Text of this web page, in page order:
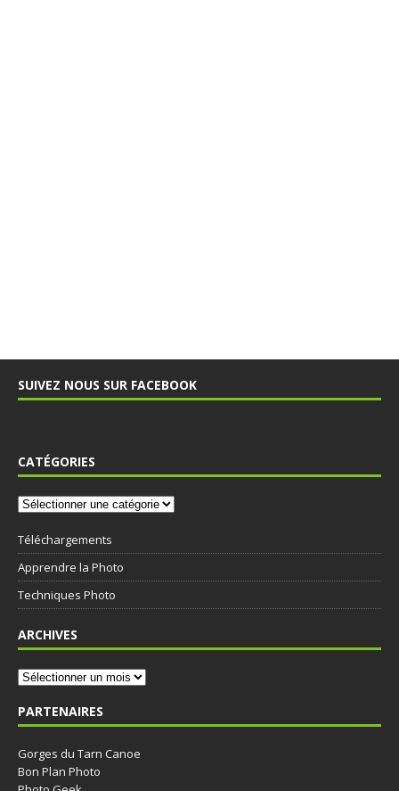
SUIVEZ NOUS SUR FACEBOOK
CATÉGORIES
Téléchargements
Apprendre la Photo
Techniques Photo
ARCHIVES
PARTENAIRES
Gorges du Tarn Canoe
Bon Plan Photo